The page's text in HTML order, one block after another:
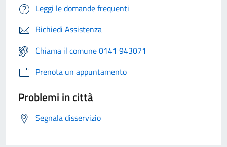
Leggi le domande frequenti
Richiedi Assistenza
Chiama il comune 0141 943071
Prenota un appuntamento
Problemi in città
Segnala disservizio